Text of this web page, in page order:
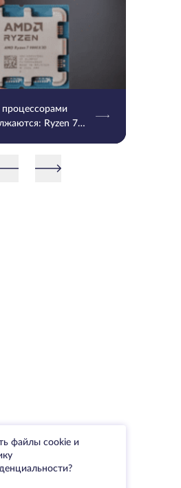
Ryzen 7
файлы cookie и